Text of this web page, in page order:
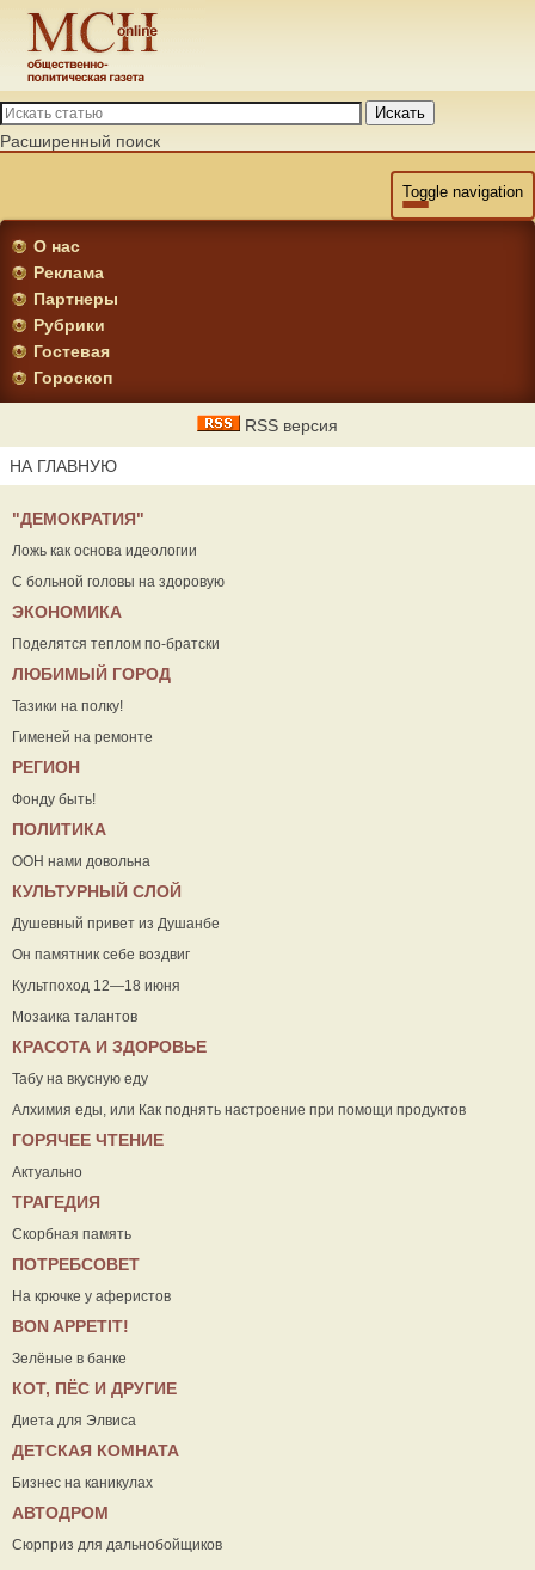
Искать
Расширенный поиск
Toggle navigation
О нас
Реклама
Партнеры
Рубрики
Гостевая
Гороскоп
RSS версия
НА ГЛАВНУЮ
"ДЕМОКРАТИЯ"
Ложь как основа идеологии
С больной головы на здоровую
ЭКОНОМИКА
Поделятся теплом по-братски
ЛЮБИМЫЙ ГОРОД
Тазики на полку!
Гименей на ремонте
РЕГИОН
Фонду быть!
ПОЛИТИКА
ООН нами довольна
КУЛЬТУРНЫЙ СЛОЙ
Душевный привет из Душанбе
Он памятник себе воздвиг
Культпоход 12—18 июня
Мозаика талантов
КРАСОТА И ЗДОРОВЬЕ
Табу на вкусную еду
Алхимия еды, или Как поднять настроение при помощи продуктов
ГОРЯЧЕЕ ЧТЕНИЕ
Актуально
ТРАГЕДИЯ
Скорбная память
ПОТРЕБСОВЕТ
На крючке у аферистов
ВON APPETIT!
Зелёные в банке
КОТ, ПЁС И ДРУГИЕ
Диета для Элвиса
ДЕТСКАЯ КОМНАТА
Бизнес на каникулах
АВТОДРОМ
Сюрприз для дальнобойщиков